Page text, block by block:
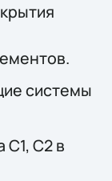
системы
С1, С2 в